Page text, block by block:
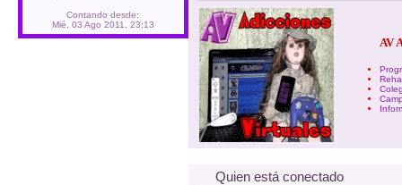
Contando desde:
Mié, 03 Ago 2011, 23:13
AV
Quien está conectado